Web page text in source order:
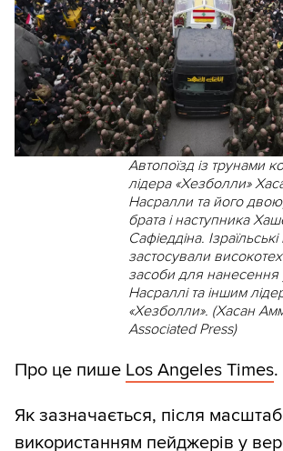
Автопоїзд із трунами
лідера «Хезболли»
Насралли та його
брата і наступника
Сафіеддіна. Ізраїльські
застосували
засоби для нанесення
Насраллі та іншим
«Хезболли». (Хасан
Associated Press)
Про це пише Los Angeles Times.
Як зазначається, після
використанням пейджерів у